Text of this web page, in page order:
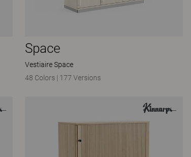
Space
Vestiaire Space
48 Colors | 177 Versions